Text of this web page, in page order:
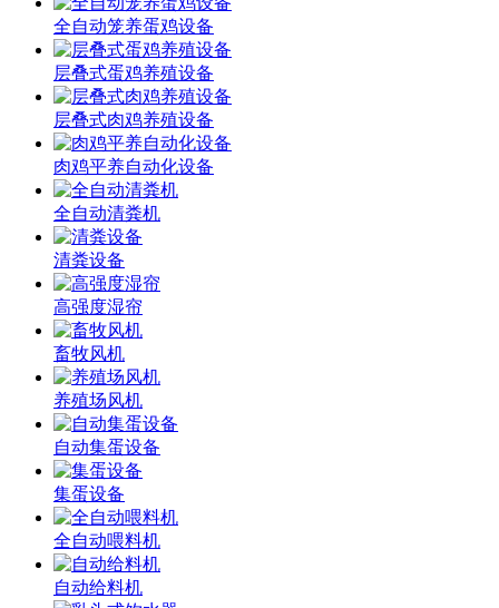
全自动笼养蛋鸡设备
层叠式蛋鸡养殖设备
层叠式肉鸡养殖设备
肉鸡平养自动化设备
全自动清粪机
清粪设备
高强度湿帘
畜牧风机
养殖场风机
自动集蛋设备
集蛋设备
全自动喂料机
自动给料机